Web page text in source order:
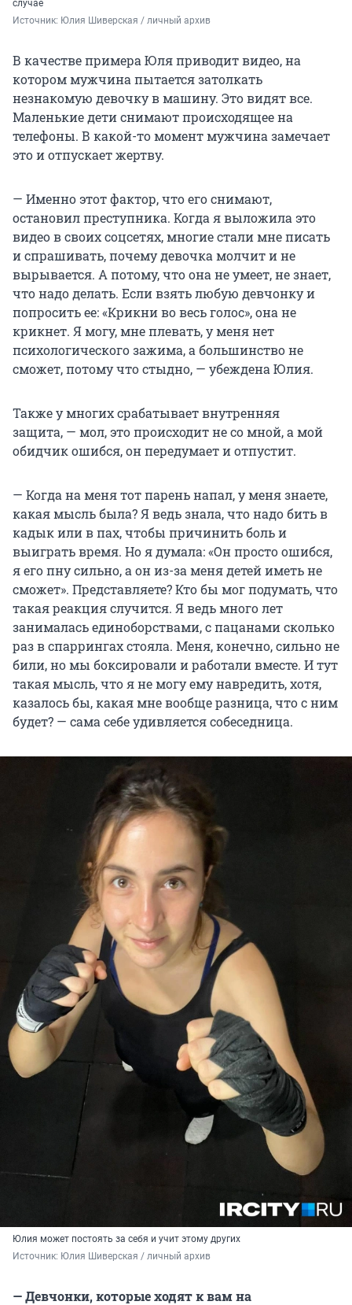
случае
Источник: Юлия Шиверская / личный архив
В качестве примера Юля приводит видео, на
котором мужчина пытается затолкать
незнакомую девочку в машину. Это видят все.
Маленькие дети снимают происходящее на
телефоны. В какой-то момент мужчина замечает
это и отпускает жертву.
— Именно этот фактор, что его снимают,
остановил преступника. Когда я выложила это
видео в своих соцсетях, многие стали мне писать
и спрашивать, почему девочка молчит и не
вырывается. А потому, что она не умеет, не знает,
что надо делать. Если взять любую девчонку и
попросить ее: «Крикни во весь голос», она не
крикнет. Я могу, мне плевать, у меня нет
психологического зажима, а большинство не
сможет, потому что стыдно, — убеждена Юлия.
Также у многих срабатывает внутренняя
защита, — мол, это происходит не со мной, а мой
обидчик ошибся, он передумает и отпустит.
— Когда на меня тот парень напал, у меня знаете,
какая мысль была? Я ведь знала, что надо бить в
кадык или в пах, чтобы причинить боль и
выиграть время. Но я думала: «Он просто ошибся,
я его пну сильно, а он из-за меня детей иметь не
сможет». Представляете? Кто бы мог подумать, что
такая реакция случится. Я ведь много лет
занималась единоборствами, с пацанами сколько
раз в спаррингах стояла. Меня, конечно, сильно не
били, но мы боксировали и работали вместе. И тут
такая мысль, что я не могу ему навредить, хотя,
казалось бы, какая мне вообще разница, что с ним
будет? — сама себе удивляется собеседница.
Юлия может постоять за себя и учит этому других
Источник: Юлия Шиверская / личный архив
— Девчонки, которые ходят к вам на